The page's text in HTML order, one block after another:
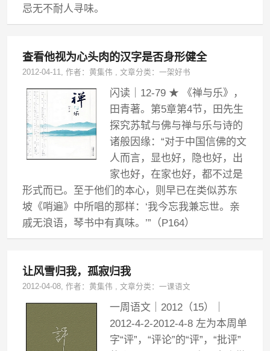
忌无不耐人寻味。
查看他视为心头肉的汉字是否身形健全
2012-04-11, 作者：黄集伟 ,文章分类：一架好书
闪读｜12-79 ★ 《禅与乐》，
田青著。第5章第4节，田先生
探究苏轼与佛与禅与乐与诗的
诸般因缘：“对于中国信佛的文
人而言，显也好，隐也好，出
家也好，在家也好，都不过是
形式而已。至于他们的本心，则早已在类似苏东
坡《哨遍》中所唱的那样：‘我今忘我兼忘世。亲
戚无浪语，琴书中有真味。’”（P164）
让风雪归我，孤寂归我
2012-04-08, 作者：黄集伟 ,文章分类：一课语文
一周语文｜2012（15）｜
2012-4-2-2012-4-8 左为本周单
字“评”，“评论”的“评”，“批评”